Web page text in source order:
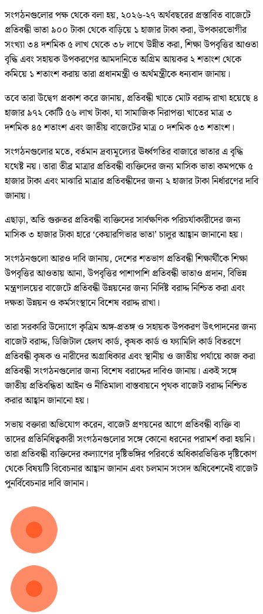
সংগঠনগুলোর পক্ষ থেকে বলা হয়, ২০২৬-২৭ অর্থবছরের প্রস্তাবিত বাজেটে
প্রতিবন্ধী ভাতা ৯০০ টাকা থেকে বাড়িয়ে ১ হাজার টাকা করা, উপকারভোগীর
সংখ্যা ৩৪ দশমিক ৫ লাখ থেকে ৩৮ লাখে উন্নীত করা, শিক্ষা উপবৃত্তির আওতা
বৃদ্ধি এবং সহায়ক উপকরণের আমদানিতে অগ্রিম আয়কর ২ শতাংশ থেকে
কমিয়ে ১ শতাংশ করায় তারা প্রধানমন্ত্রী ও অর্থমন্ত্রীকে ধন্যবাদ জানায়।
তবে তারা উদ্বেগ প্রকাশ করে জানায়, প্রতিবন্ধী খাতে মোট বরাদ্দ রাখা হয়েছে ৪
হাজার ৯৭২ কোটি ৫৬ লাখ টাকা, যা সামাজিক নিরাপত্তা খাতের মাত্র ৩
দশমিক ৪৫ শতাংশ এবং জাতীয় বাজেটের মাত্র ০ দশমিক ৫৩ শতাংশ।
সংগঠনগুলোর মতে, বর্তমান দ্রব্যমূল্যের ঊর্ধ্বগতির বাজারে ভাতার এ বৃদ্ধি
যথেষ্ট নয়। তারা তীব্র মাত্রার প্রতিবন্ধী ব্যক্তিদের জন্য মাসিক ভাতা কমপক্ষে ৫
হাজার টাকা এবং মাঝারি মাত্রার প্রতিবন্ধীদের জন্য ২ হাজার টাকা নির্ধারণের দাবি
জানায়।
এছাড়া, অতি গুরুতর প্রতিবন্ধী ব্যক্তিদের সার্বক্ষণিক পরিচর্যাকারীদের জন্য
মাসিক ৩ হাজার টাকা হারে ‘কেয়ারগিভার ভাতা’ চালুর আহ্বান জানানো হয়।
সংগঠনগুলো আরও দাবি জানায়, দেশের শতভাগ প্রতিবন্ধী শিক্ষার্থীকে শিক্ষা
উপবৃত্তির আওতায় আনা, উপবৃত্তির পাশাপাশি প্রতিবন্ধী ভাতাও প্রদান, বিভিন্ন
মন্ত্রণালয়ের বাজেটে প্রতিবন্ধী উন্নয়নের জন্য নির্দিষ্ট বরাদ্দ নিশ্চিত করা এবং
দক্ষতা উন্নয়ন ও কর্মসংস্থানে বিশেষ বরাদ্দ রাখা।
তারা সরকারি উদ্যোগে কৃত্রিম অঙ্গ-প্রতঙ্গ ও সহায়ক উপকরণ উৎপাদনের জন্য
বাজেট বরাদ্দ, ডিজিটাল হেলথ কার্ড, কৃষক কার্ড ও ফ্যামিলি কার্ড বিতরণে
প্রতিবন্ধী কৃষক ও নারীদের অগ্রাধিকার এবং স্থানীয় ও জাতীয় পর্যায়ে কাজ করা
প্রতিবন্ধী সংগঠনগুলোর জন্য বিশেষ বরাদ্দের দাবিও জানায়। একই সঙ্গে
জাতীয় প্রতিবন্ধিতা আইন ও নীতিমালা বাস্তবায়নে পৃথক বাজেট বরাদ্দ নিশ্চিত
করার আহ্বান জানানো হয়।
সভায় বক্তারা অভিযোগ করেন, বাজেট প্রণয়নের আগে প্রতিবন্ধী ব্যক্তি বা
তাদের প্রতিনিধিত্বকারী সংগঠনগুলোর সঙ্গে কোনো ধরনের পরামর্শ করা হয়নি।
তারা প্রতিবন্ধী ব্যক্তিদের কল্যাণের দৃষ্টিভঙ্গির পরিবর্তে অধিকারভিত্তিক দৃষ্টিকোণ
থেকে বিষয়টি বিবেচনার আহ্বান জানান এবং চলমান সংসদ অধিবেশনেই বাজেট
পুনর্বিবেচনার দাবি জানান।